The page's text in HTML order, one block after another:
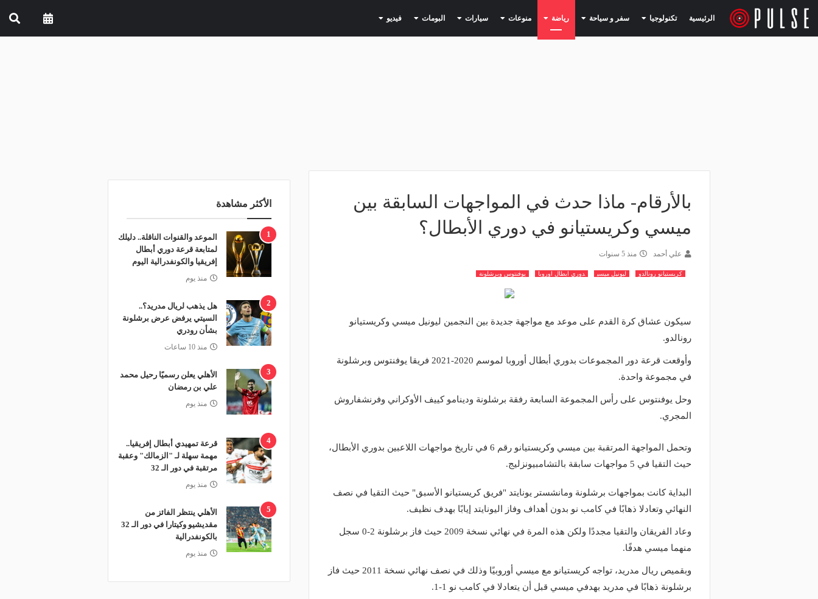
الرئيسية تكنولوجيا (current) سفر و سياحة (current) رياضة (current) منوعات (current) سيارات (current) البومات (current) فيديو (current)
بالأرقام- ماذا حدث في المواجهات السابقة بين
ميسي وكريستيانو في دوري الأبطال؟
علي أحمد منذ 5 سنوات
كريستيانو رونالدو ليونيل ميسي دوري ابطال اوروبا يوفنتوس وبرشلونة
سيكون عشاق كرة القدم على موعد مع مواجهة جديدة بين النجمين ليونيل ميسي وكريستيانو
رونالدو.
وأوقعت قرعة دور المجموعات بدوري أبطال أوروبا لموسم 2020-2021 فريقا يوفنتوس وبرشلونة
في مجموعة واحدة.
وحل يوفنتوس على رأس المجموعة السابعة رفقة برشلونة ودينامو كييف الأوكراني وفرنشفاروش
المجري.
وتحمل المواجهة المرتقبة بين ميسي وكريستيانو رقم 6 في تاريخ مواجهات اللاعبين بدوري الأبطال،
حيث التقيا في 5 مواجهات سابقة بالتشامبيونزليج.
البداية كانت بمواجهات برشلونة ومانشستر يونايتد "فريق كريستيانو الأسبق" حيث التقيا في نصف
النهائي وتعادلا ذهابًا في كامب نو بدون أهداف وفاز اليونايتد إيابًا بهدف نظيف.
وعاد الفريقان والتقيا مجددًا ولكن هذه المرة في نهائي نسخة 2009 حيث فاز برشلونة 2-0 سجل
منهما ميسي هدفًا.
وبقميص ريال مدريد، تواجه كريستيانو مع ميسي أوروبيًا وذلك في نصف نهائي نسخة 2011 حيث فاز
برشلونة ذهابًا في مدريد بهدفي ميسي قبل أن يتعادلا في كامب نو 1-1.
الأكثر مشاهدة
1
الموعد والقنوات الناقلة.. دليلك
لمتابعة قرعة دوري أبطال
إفريقيا والكونفدرالية اليوم
منذ يوم
2
هل يذهب لريال مدريد؟..
السيتي يرفض عرض برشلونة
بشأن رودري
منذ 10 ساعات
3
الأهلي يعلن رسميًا رحيل محمد
علي بن رمضان
منذ يوم
4
قرعة تمهيدي أبطال إفريقيا..
مهمة سهلة لـ "الزمالك" وعقبة
مرتقبة في دور الـ 32
منذ يوم
5
الأهلي ينتظر الفائز من
مقديشيو وكيتارا في دور الـ 32
بالكونفدرالية
منذ يوم